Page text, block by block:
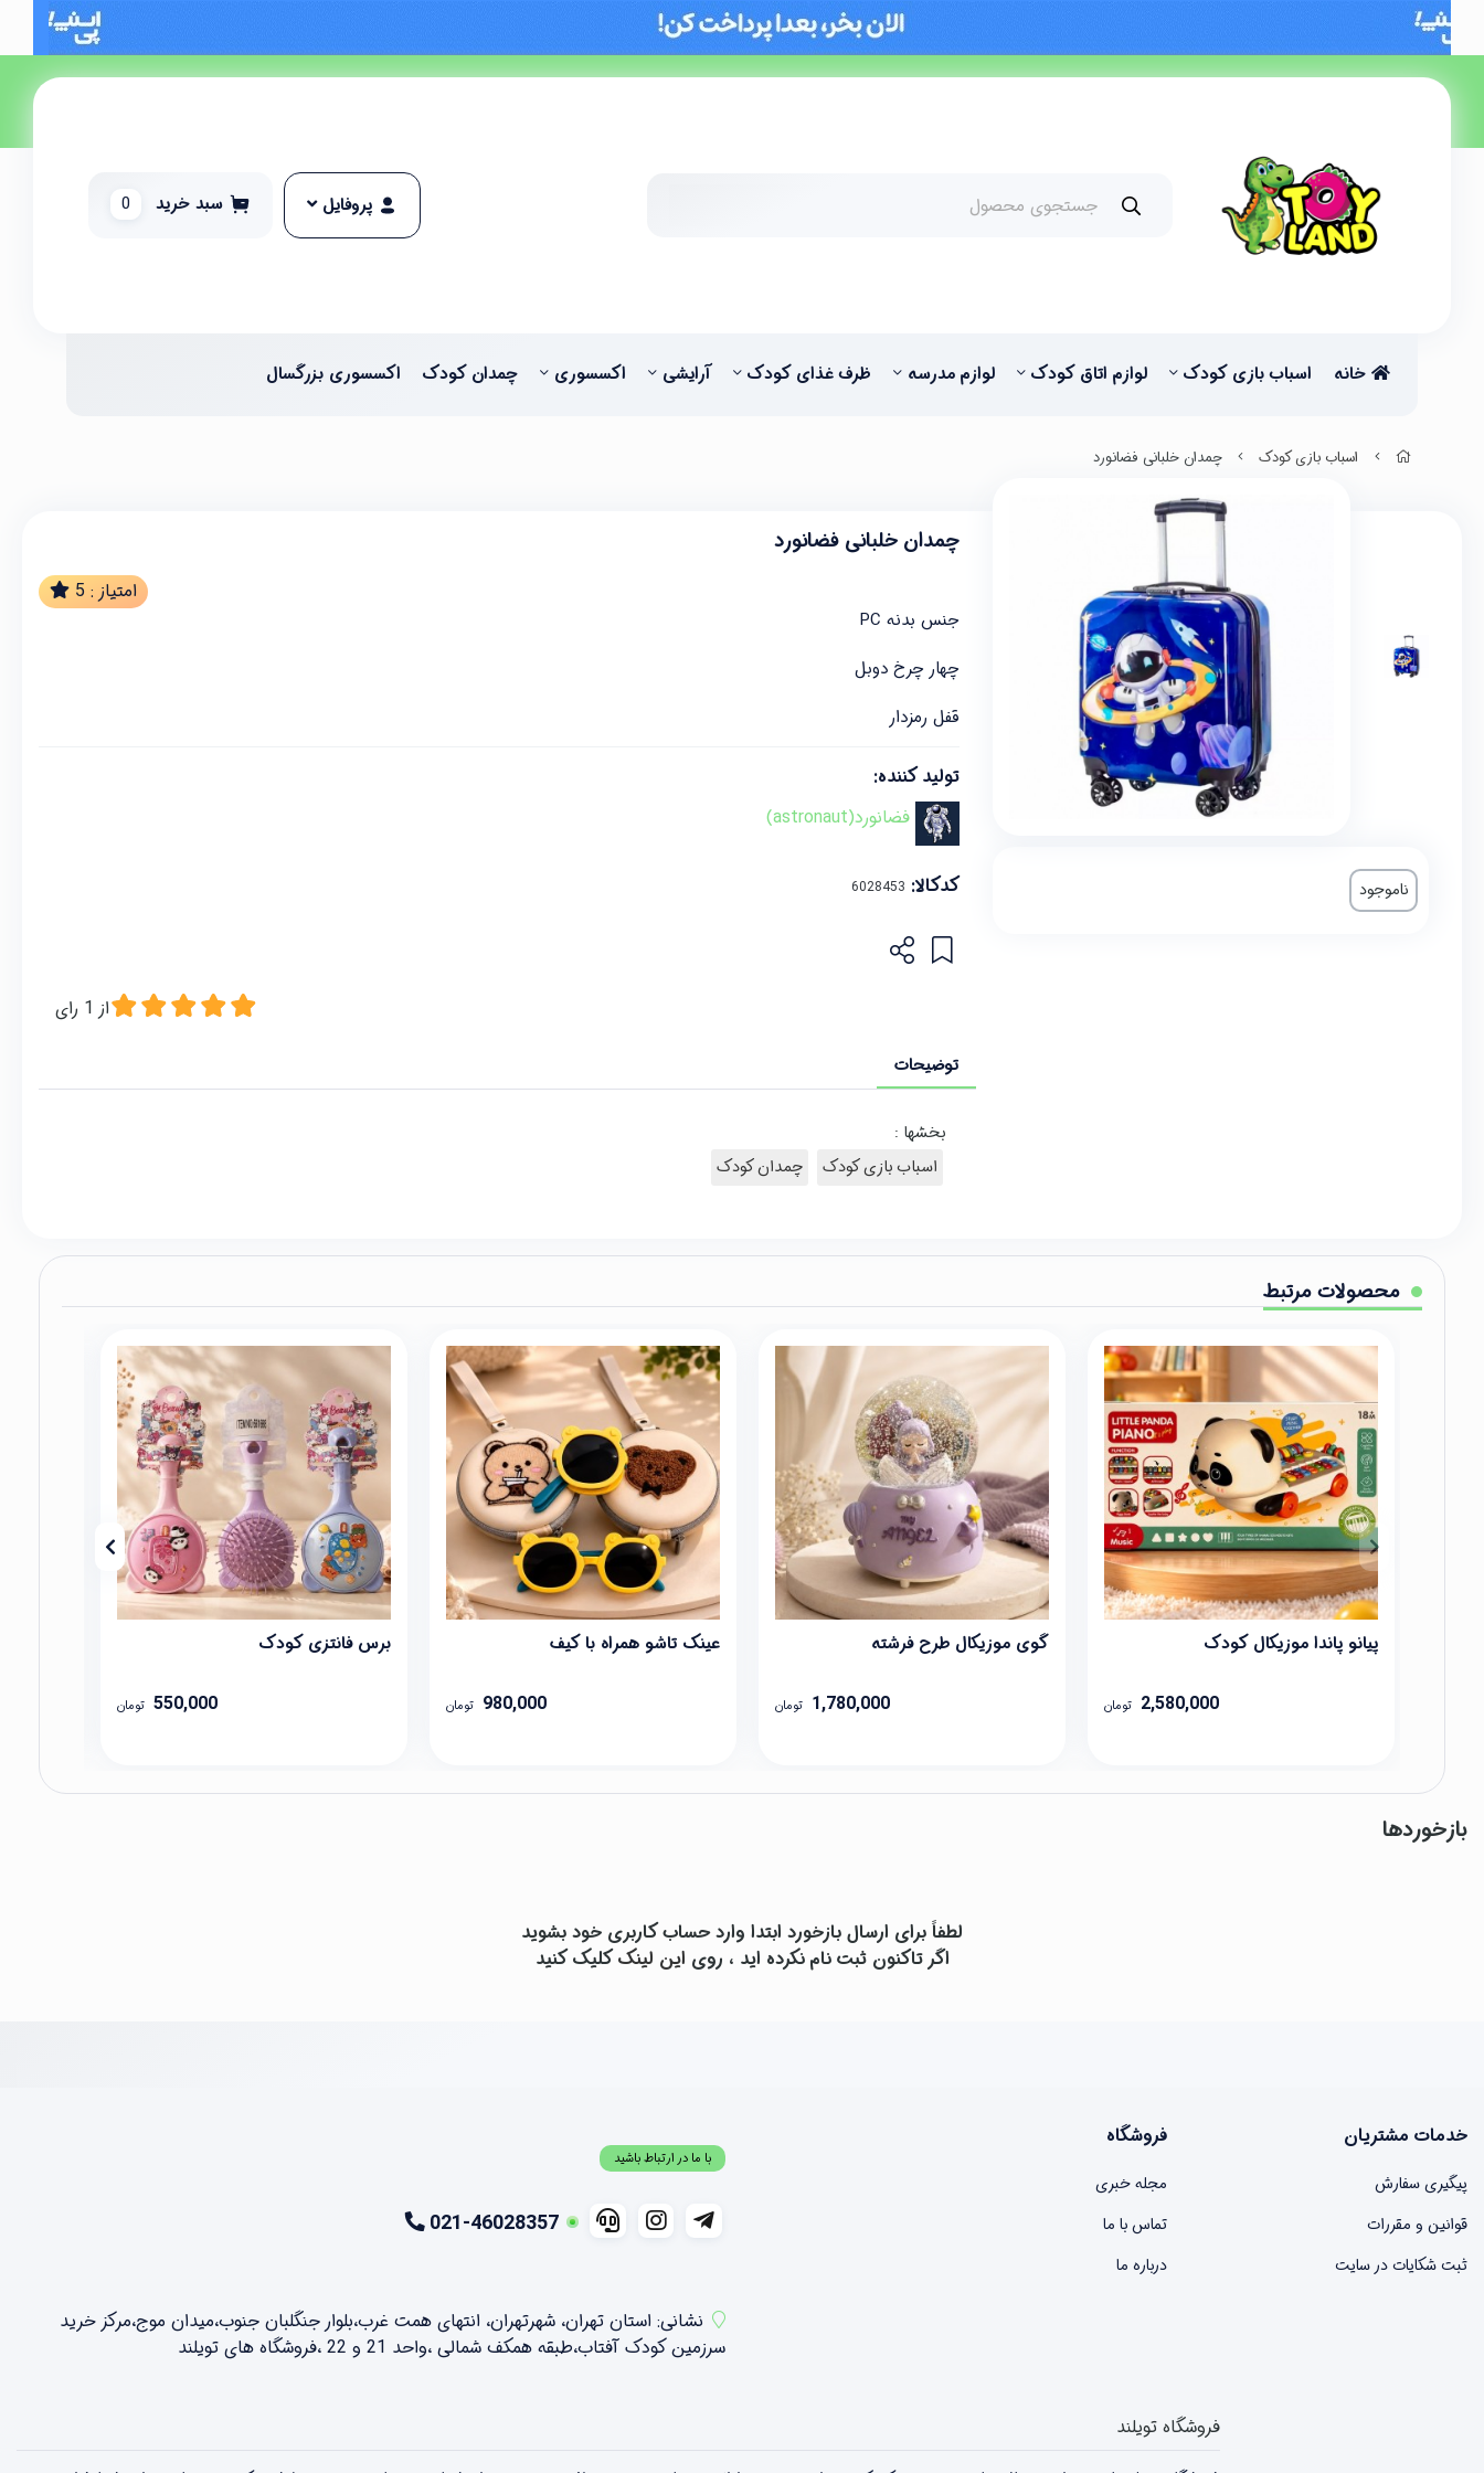
پروفایل سبد خرید 0
خانه اسباب بازی کودک لوازم اتاق کودک لوازم مدرسه ظرف غذای کودک آرایشی اکسسوری چمدان کودک اکسسوری بزرگسال
اسباب بازی کودک چمدان خلبانی فضانورد
ناموجود
چمدان خلبانی فضانورد
امتیاز : 5
جنس بدنه PC
چهار چرخ دوبل
قفل رمزدار
تولید کننده:
فضانورد(astronaut)
کدکالا:
از 1 رای
توضیحات
بخشها :
اسباب بازی کودک
چمدان کودک
محصولات مرتبط
پیانو پاندا موزیکال کودک
2,580,000 تومان
گوی موزیکال طرح فرشته
1,780,000 تومان
عینک تاشو همراه با کیف
980,000 تومان
برس فانتزی کودک
550,000 تومان
بازخوردها
لطفاً برای ارسال بازخورد ابتدا وارد حساب کاربری خود بشوید
اگر تاکنون ثبت نام نکرده اید ، روی این لینک کلیک کنید
خدمات مشتریان
پیگیری سفارش
قوانین و مقررات
ثبت شکایات در سایت
فروشگاه
مجله خبری
تماس با ما
درباره ما
با ما در ارتباط باشید
021-46028357
نشانی: استان تهران، شهرتهران، انتهای همت غرب،بلوار جنگلبان جنوب،میدان موج،مرکز خرید
سرزمین کودک آفتاب،طبقه همکف شمالی ،واحد 21 و 22 ،فروشگاه های تویلند
فروشگاه تویلند